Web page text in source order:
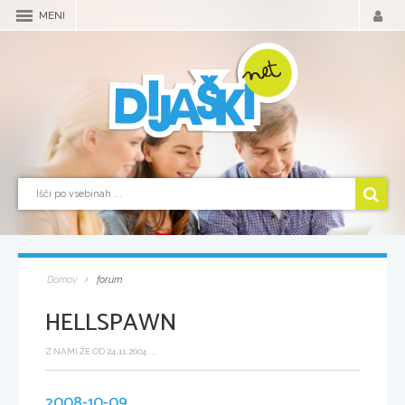
MENI
Domov forum
HELLSPAWN
Z NAMI ŽE OD 24.11.2004 ...